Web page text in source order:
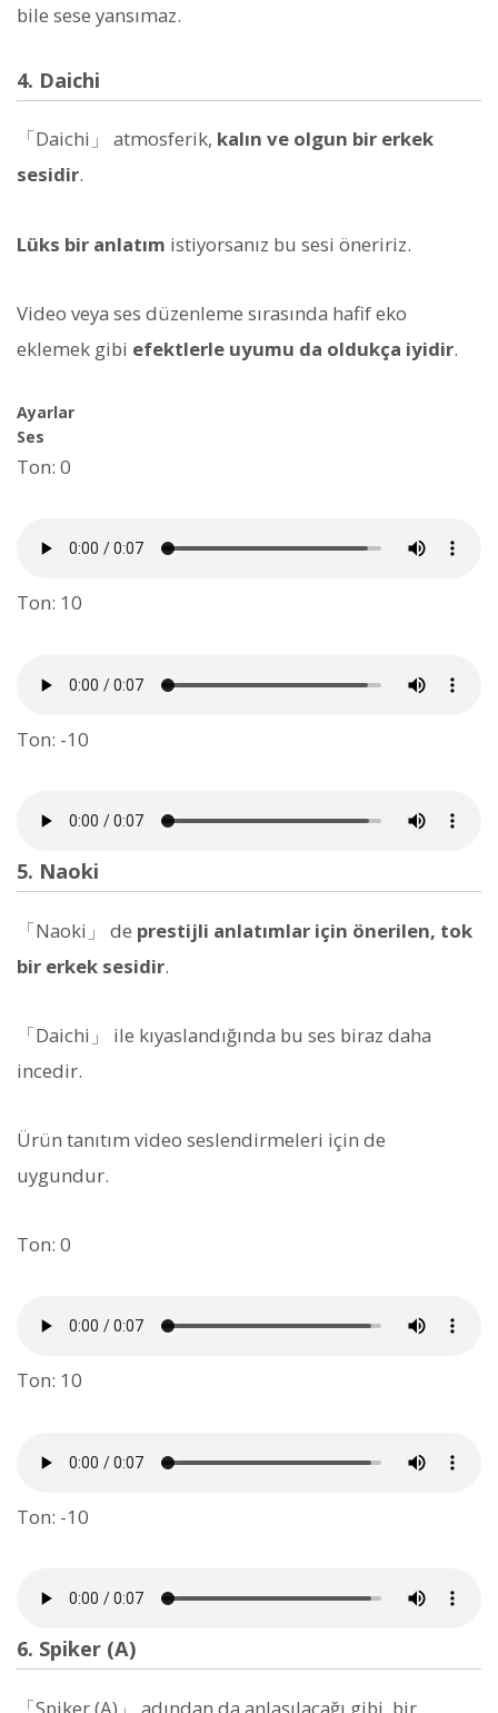
bile sese yansımaz.
4. Daichi
「Daichi」 atmosferik, kalın ve olgun bir erkek
sesidir.
Lüks bir anlatım istiyorsanız bu sesi öneririz.
Video veya ses düzenleme sırasında hafif eko
eklemek gibi efektlerle uyumu da oldukça iyidir.
Ayarlar
Ses
Ton: 0
Ton: 10
Ton: -10
5. Naoki
「Naoki」 de prestijli anlatımlar için önerilen, tok
bir erkek sesidir.
「Daichi」 ile kıyaslandığında bu ses biraz daha
incedir.
Ürün tanıtım video seslendirmeleri için de
uygundur.
Ton: 0
Ton: 10
Ton: -10
6. Spiker (A)
「Spiker (A)」 adından da anlaşılacağı gibi, bir